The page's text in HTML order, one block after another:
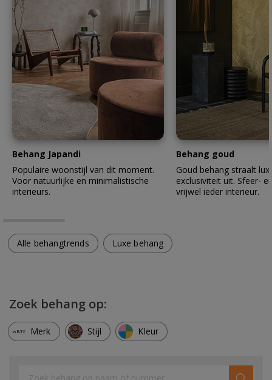
Behang Japandi
Populaire woonstijl van dit moment.
Voor natuurlijke en minimalistische
interieurs.
Behang goud
Goud behang straalt
exclusiviteit uit. Sfeer-
vrijwel ieder interieur.
Alle behangtrends Luxe behang
Zoek behang op:
Merk Stijl Kleur